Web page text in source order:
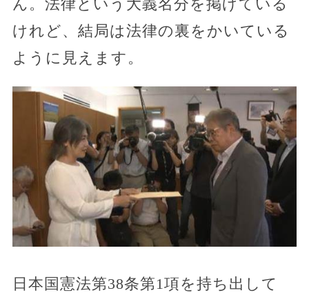
ん。法律という大義名分を掲げている
けれど、結局は法律の裏をかいている
ように見えます。
日本国憲法第38条第1項を持ち出して